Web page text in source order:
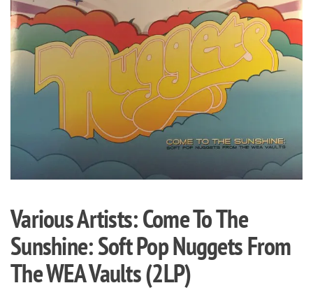
Various Artists: Come To The
Sunshine: Soft Pop Nuggets From
The WEA Vaults (2LP)